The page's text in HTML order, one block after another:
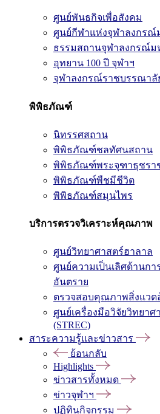
ศูนย์พันธกิจเพื่อสังคม
ศูนย์กีฬาแห่งจุฬาลงกรณ์
ธรรมสถานจุฬาลงกรณ์ม
อุทยาน 100 ปี จุฬาฯ
จุฬาลงกรณ์ราชบรรณาลั
พิพิธภัณฑ์
นิทรรศสถาน
พิพิธภัณฑ์ชลทัศนสถาน
พิพิธภัณฑ์พระจุฑาธุชรา
พิพิธภัณฑ์พืชมีชีวิต
พิพิธภัณฑ์สมุนไพร
บริการตรวจวิเคราะห์คุณภาพ
ศูนย์วิทยาศาสตร์ฮาลาล
ศูนย์ความเป็นเลิศด้านกา
อันตราย
ตรวจสอบคุณภาพสิ่งแวด
ศูนย์เครื่องมือวิจัยวิทยาศ
(STREC)
สาระความรู้และข่าวสาร
ย้อนกลับ
Highlights
ข่าวสารทั้งหมด
ข่าวจุฬาฯ
ปฏิทินกิจกรรม